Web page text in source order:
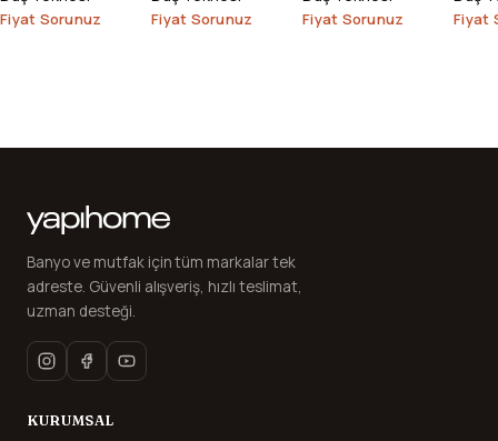
Fiyat Sorunuz Fiyat Sorunuz Fiyat Sorunuz Fiyat
Banyo ve mutfak için tüm markalar tek
adreste. Güvenli alışveriş, hızlı teslimat,
uzman desteği.
KURUMSAL